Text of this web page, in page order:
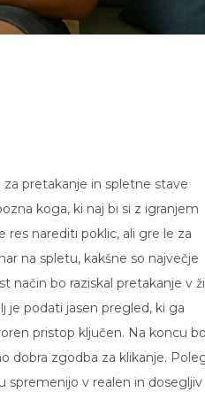
pretakanje in spletne stave
koga, ki naj bi si z igranjem
narediti poklic, ali gre le za
na spletu, kakšne so največje
način bo raziskal pretakanje v
je podati jasen pregled, ki ga
pristop ključen. Na koncu
dobra zgodba za klikanje.
v realen in dosegljiv